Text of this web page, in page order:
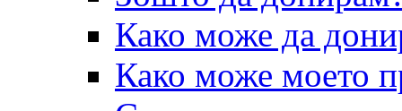
Како може да
Како може моето